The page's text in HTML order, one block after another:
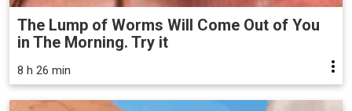
The Lump of Worms Will Come Out of You
in The Morning. Try it
8 h 26 min